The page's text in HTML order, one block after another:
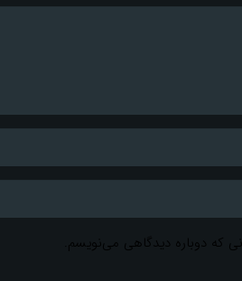
که دوباره دیدگاهی می‌نویسم.